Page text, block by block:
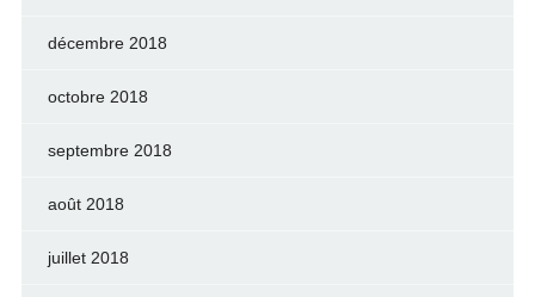
décembre 2018
octobre 2018
septembre 2018
août 2018
juillet 2018